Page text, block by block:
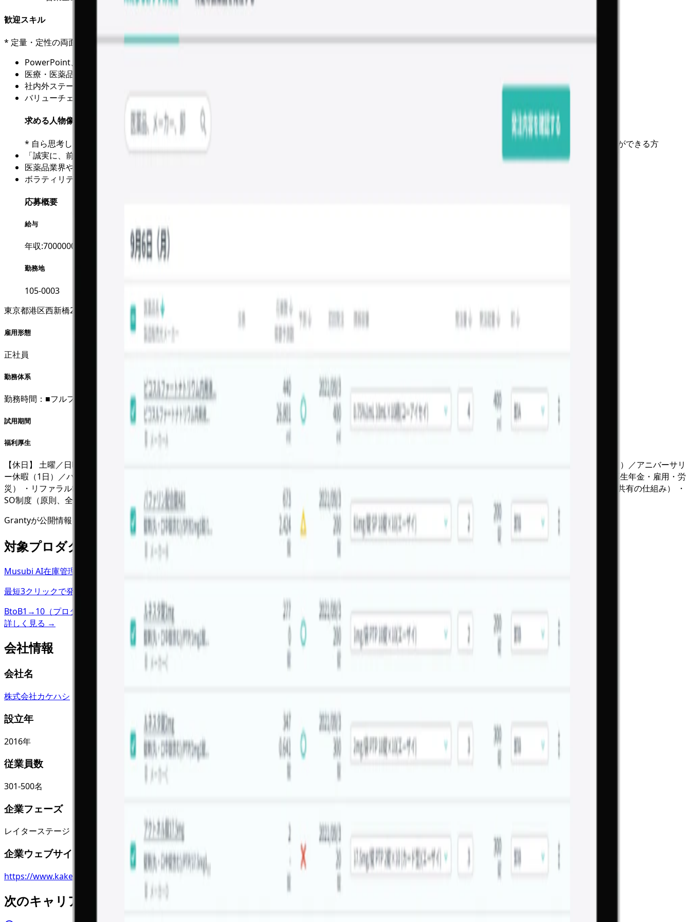
歓迎スキル
* 定量・定性の両面から営業課題を特定し、構造化・改善した経験
PowerPoint、Excel、SQLなどを用いた営業資料、提案資料、分析レポート等の作成スキル
医療・医薬品流通業界に関する知見
社内外ステークホルダーとの連携によるプロジェクト推進経験
バリューチェーンの上流と下流双方が抱える課題を元に、両者の架け橋となるようなサービスやソリューションを提供したご経験
求める人物像
* 自ら思考し、クライアントのニーズの仮説立てから問題解決までできる方・「最高のチームで挑む」 意識を持ち、社内外の関係者と協働し成果にこだわることができる方
「誠実に、前向きに」 課題に向き合い、粘り強くやり抜ける方
医薬品業界や社会課題に興味があり、事業開発を通じてインパクトを出したい方
ボラティリティの高い環境でも柔軟に思考し、行動し続けられる方
応募概要
給与
年収:7000000~10000000
勤務地
105-0003
東京都港区西新橋2-8-6 住友不動産日比谷ビル5F
雇用形態
正社員
勤務体系
勤務時間：■フルフレックス（コアタイム無し、1日あたりのみなし労働時間：8時間） ※リモートワークを基本としつつ、一部出社いただきます。
試用期間
福利厚生
【休日】 土曜／日曜／祝日／年末年始／有給休暇（10日間） ※休日対応有／代休取得可 【特別休暇】※有給休暇とは別に付与 入社時特別休暇（3日）／夏季休暇（3日）／アニバーサリ
ー休暇（1日）／バースデー休暇（1日）／家族出産休暇／結婚休暇／忌引き 【福利厚生】 ・リモートワーク可、かつ副業可（事前申請制） ・各種保険完備（健康・厚生年金・雇用・労
災） ・リファラル制度（社員紹介による採用を推進） ・コミュニケーション支援（社内交流を支える費用補助制度） ・カケハシ大学（社内向けe-learningとナレッジ共有の仕組み） ・
SO制度（原則、全社員にSOを付与） ・借り上げ社宅制度（利用は任意）
Grantyが公開情報をもとに独自に掲載しており、実際と異なる場合があります。
企業の方はこちら
対象プロダクト
Musubi AI在庫管理
最短3クリックで発注完了できる『Musubi AI在庫管理』は患者さん・医薬品ごとに、AIが需要予測。薬局のアナログな在庫管理を省力化し不動在庫を圧縮できます。
BtoB1→10（プロダクト成長）
詳しく見る →
会社情報
会社名
株式会社カケハシ
設立年
2016年
従業員数
301-500名
企業フェーズ
レイターステージ
企業ウェブサイト
https://www.kakehashi.life/
次のキャリアアクション